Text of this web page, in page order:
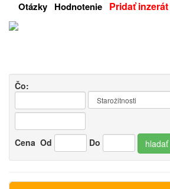
Otázky Hodnotenie Pridať inzerát
Čo:
Cena Od Do hladať